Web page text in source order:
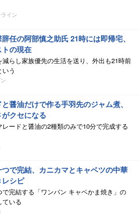
イン
任の阿部慎之助氏 21時には即帰宅、
の現在
らし家族優先の生活を送り、外出も21時前
う
醤油だけで作る手羽先のジャム煮、
クセになる
ードと醤油の2種類のみで10分で完成する
で完結、カニカマとキャベツの中華
シピ
で完結する「ワンパン キャベかま焼き」の
ている